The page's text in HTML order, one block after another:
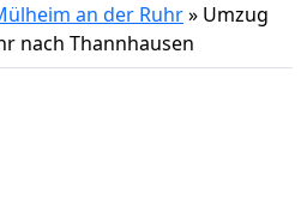
an der Ruhr» Umzug
nach Thannhausen